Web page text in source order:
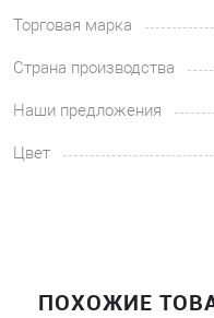
Торговая марка
Страна производства
Наши предложения
Цвет
ПОХОЖИЕ